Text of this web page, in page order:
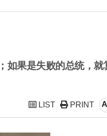
如果是失败的总统，就
LIST PRINT